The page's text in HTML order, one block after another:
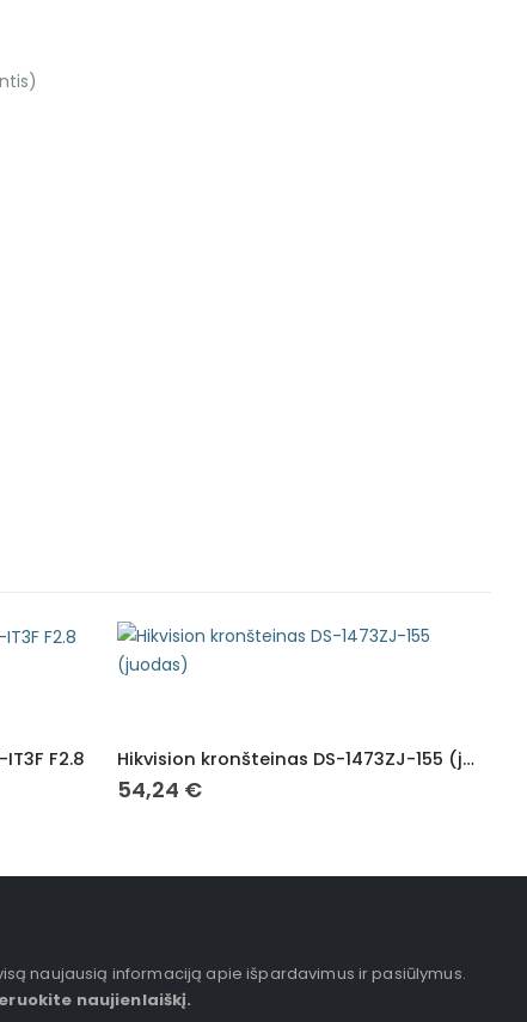
F2.8 Hikvision kronšteinas DS-1473ZJ-155 (juodas)
54,24 €
naujausią informaciją apie išpardavimus ir pasiūlymus.
naujienlaiškį.